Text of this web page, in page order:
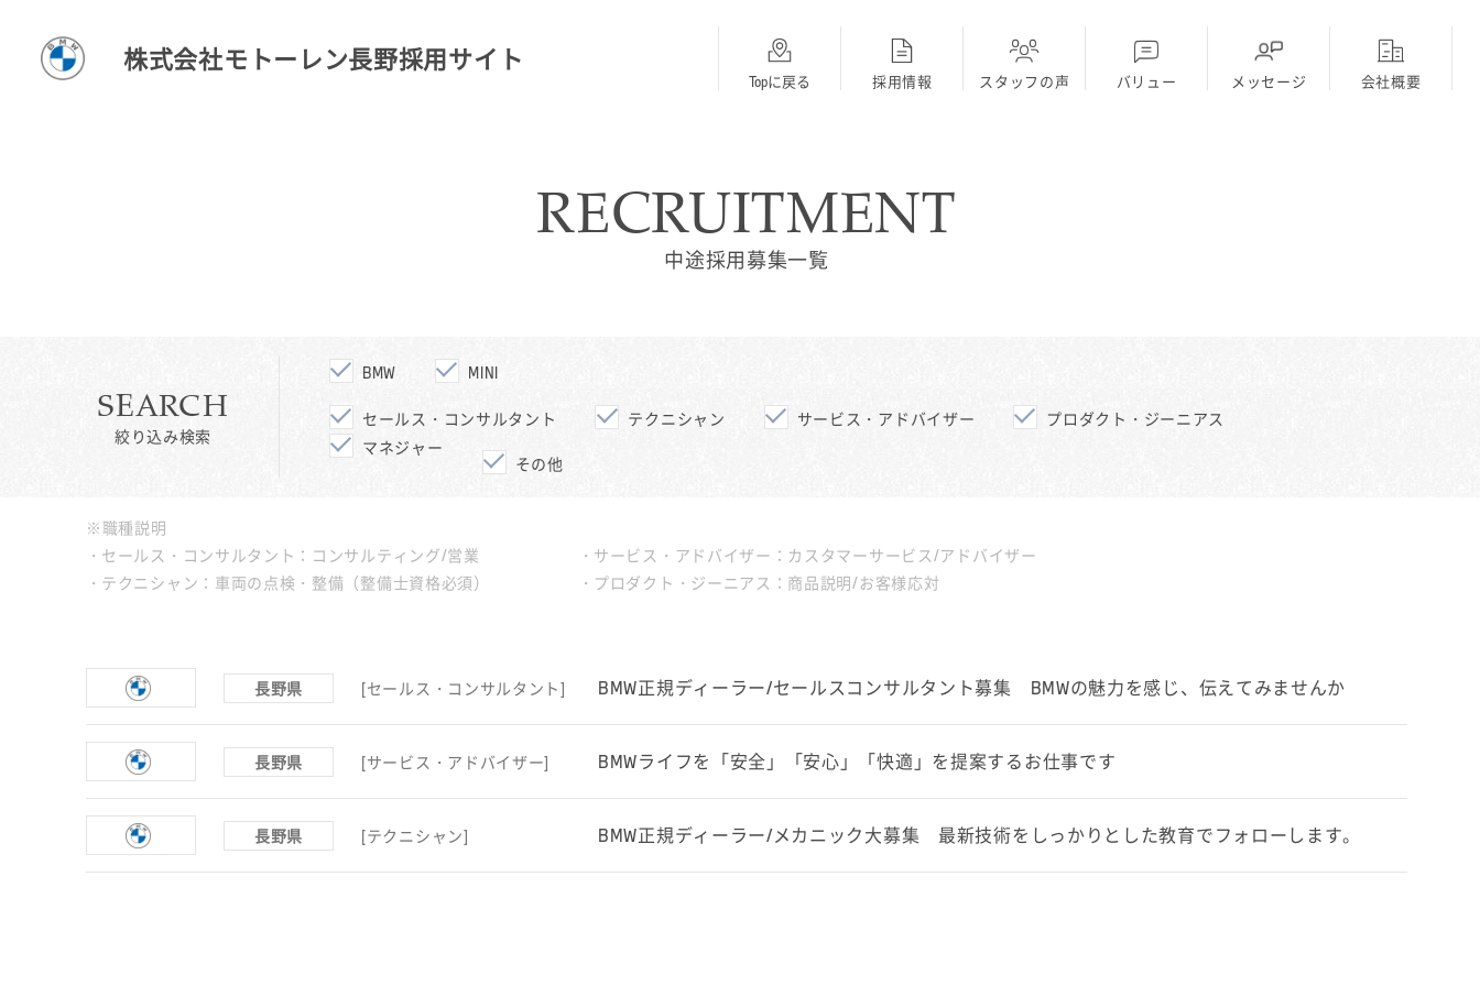
株式会社モトーレン長野採用サイト
Topに戻る
総合採用
BMW
採用Topに戻る
MINI
採用Topに戻る
採用情報 スタッフの声 バリュー メッセージ 会社概要
RECRUITMENT
中途採用募集一覧
SEARCH
絞り込み検索
BMW MINI
セールス・コンサルタント テクニシャン サービス・アドバイザー
プロダクト・ジーニアス
マネジャー
その他
※職種説明
セールス・コンサルタント：コンサルティング/営業
テクニシャン：車両の点検・整備（整備士資格必須）
サービス・アドバイザー：カスタマーサービス/アドバイザー
プロダクト・ジーニアス：商品説明/お客様応対
長野県 [セールス・コンサルタント] BMW正規ディーラー/セールスコンサルタント募集 BMWの魅力を感じ、伝えてみませんか
長野県 [サービス・アドバイザー] BMWライフを「安全」「安心」「快適」を提案するお仕事です
長野県 [テクニシャン] BMW正規ディーラー/メカニック大募集 最新技術をしっかりとした教育でフォローします。